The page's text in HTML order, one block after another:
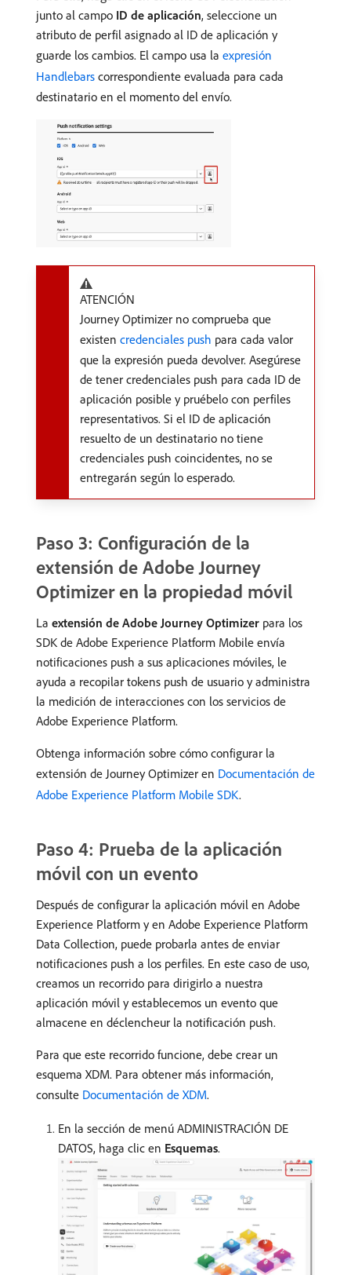
junto al campo ID de aplicación, seleccione un
atributo de perfil asignado al ID de aplicación y
guarde los cambios. El campo usa la expresión
Handlebars correspondiente evaluada para cada
destinatario en el momento del envío.
ATENCIÓN
Journey Optimizer no comprueba que
existen credenciales push para cada valor
que la expresión pueda devolver. Asegúrese
de tener credenciales push para cada ID de
aplicación posible y pruébelo con perfiles
representativos. Si el ID de aplicación
resuelto de un destinatario no tiene
credenciales push coincidentes, no se
entregarán según lo esperado.
Paso 3: Configuración de la
extensión de Adobe Journey
Optimizer en la propiedad móvil
La extensión de Adobe Journey Optimizer para los
SDK de Adobe Experience Platform Mobile envía
notificaciones push a sus aplicaciones móviles, le
ayuda a recopilar tokens push de usuario y administra
la medición de interacciones con los servicios de
Adobe Experience Platform.
Obtenga información sobre cómo configurar la
extensión de Journey Optimizer en Documentación de
Adobe Experience Platform Mobile SDK.
Paso 4: Prueba de la aplicación
móvil con un evento
Después de configurar la aplicación móvil en Adobe
Experience Platform y en Adobe Experience Platform
Data Collection, puede probarla antes de enviar
notificaciones push a los perfiles. En este caso de uso,
creamos un recorrido para dirigirlo a nuestra
aplicación móvil y establecemos un evento que
almacene en déclencheur la notificación push.
Para que este recorrido funcione, debe crear un
esquema XDM. Para obtener más información,
consulte Documentación de XDM.
En la sección de menú ADMINISTRACIÓN DE
DATOS, haga clic en Esquemas.